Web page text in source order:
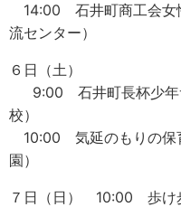
14:00 石井町商工会女
流センター）
６日（土）
9:00 石井町長杯少年
校）
10:00 気延のもりの保
園）
７日（日） 10:00 歩け